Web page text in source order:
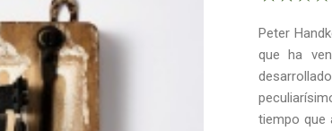
Peter
que ha
tiempo que